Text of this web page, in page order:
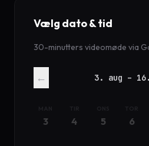
Vælg dato & tid
30-minutters videomøde via
← 3. aug –
3 4 5 6